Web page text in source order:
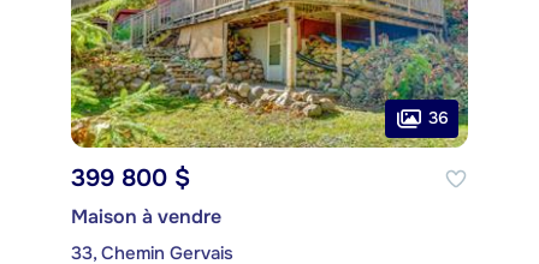
36
399 800 $
Maison à vendre
33, Chemin Gervais